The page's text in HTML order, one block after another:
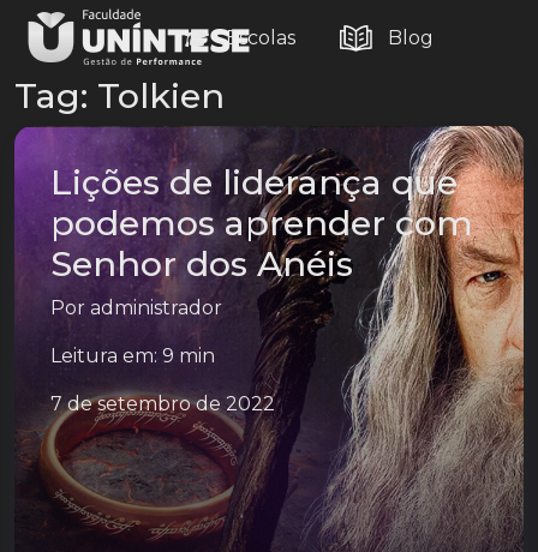
Escolas Blog
Tag: Tolkien
Lições de liderança que
podemos aprender com
Senhor dos Anéis
Por administrador
Leitura em: 9 min
7 de setembro de 2022